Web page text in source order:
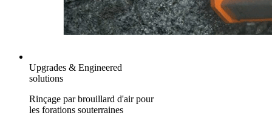
Upgrades & Engineered
solutions
Rinçage par brouillard d'air pour
les forations souterraines